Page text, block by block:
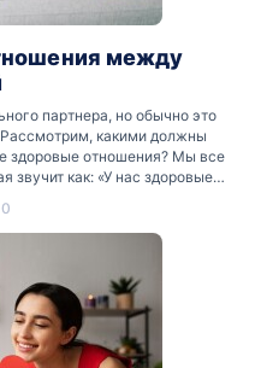
между
партнера, но обычно это
какими должны
здоровые отношения? Мы все
звучит как: «У нас здоровые
0